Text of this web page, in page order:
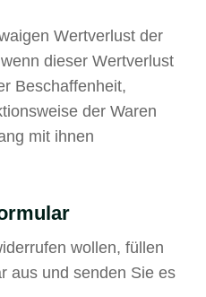
Wertverlust der
dieser Wertverlust
Beschaffenheit,
der Waren
mit ihnen
wollen, füllen
aus und senden Sie es